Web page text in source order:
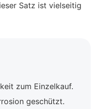
Satz ist vielseitig
zum Einzelkauf.
geschützt.